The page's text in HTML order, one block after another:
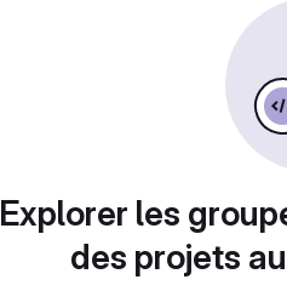
Explorer les
des projets